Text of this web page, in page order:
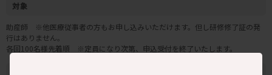
対象
助産師 ※他医療従事者の方もお申し込みいただけます。但し研修修了証の発
行はありません。
各回100名様先着順 ※定員になり次第、申込受付を終了いたします。